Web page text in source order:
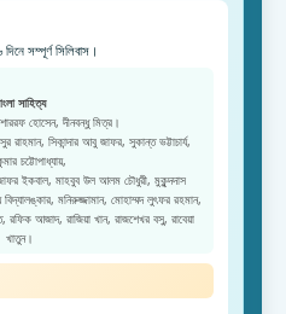
সম্পূর্ণ সিলিবাস।
সাহিত্য
হোসেন, দীনবন্ধু মিত্র।
রাহমান, সিকান্দার আবু জাফর, সুকান্ত ভট্টাচার্য,
চট্টোপাধ্যায়,
ইকবাল, মাহবুব উল আলম চৌধুরী, মুকুন্দদাস
মনিরুজ্জামান, মোহাম্মদ লুৎফর রহমান,
রফিক আজাদ, রাজিয়া খান, রাজশেখর বসু, রাবেয়া
খাতুন।